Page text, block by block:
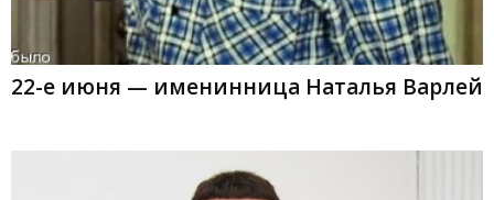
22-е июня — именинница Наталья Варлей